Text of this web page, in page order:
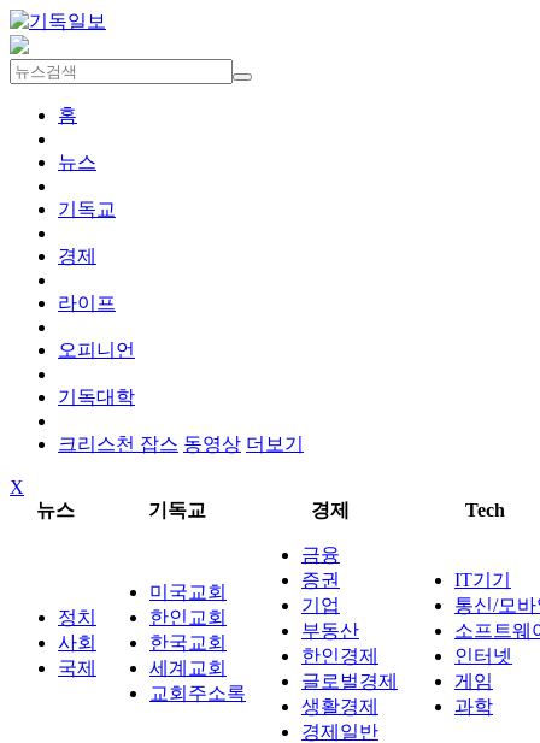
홈
뉴스
기독교
경제
라이프
오피니언
기독대학
크리스천 잡스 동영상 더보기
X
뉴스
기독교 경제 Tech
정치
사회
국제
미국교회
한인교회
한국교회
세계교회
교회주소록
금융
증권
기업
부동산
한인경제
글로벌경제
생활경제
경제일반
IT기기
통신/모
소프트웨
인터넷
게임
과학